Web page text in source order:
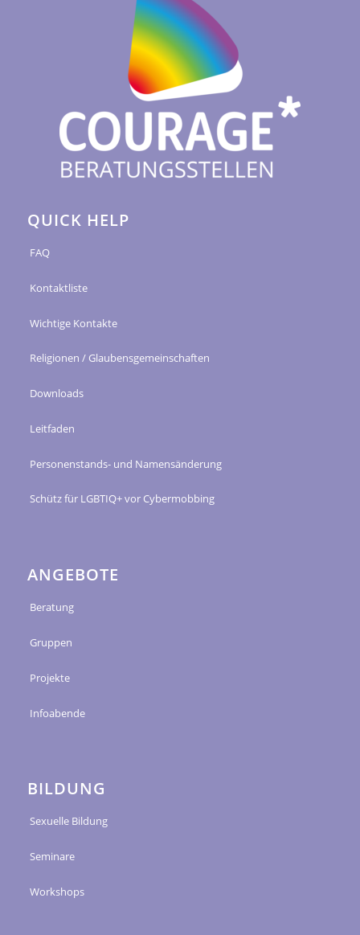
QUICK HELP
FAQ
Kontaktliste
Wichtige Kontakte
Religionen / Glaubensgemeinschaften
Downloads
Leitfaden
Personenstands- und Namensänderung
Schütz für LGBTIQ+ vor Cybermobbing
ANGEBOTE
Beratung
Gruppen
Projekte
Infoabende
BILDUNG
Sexuelle Bildung
Seminare
Workshops